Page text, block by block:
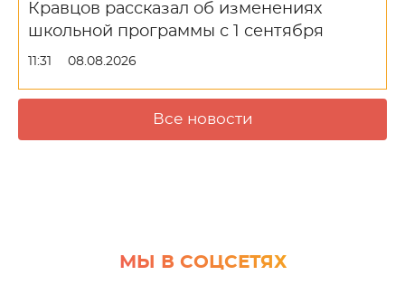
Кравцов рассказал об изменениях
школьной программы с 1 сентября
11:31 08.08.2026
Все новости
МЫ В СОЦСЕТЯХ